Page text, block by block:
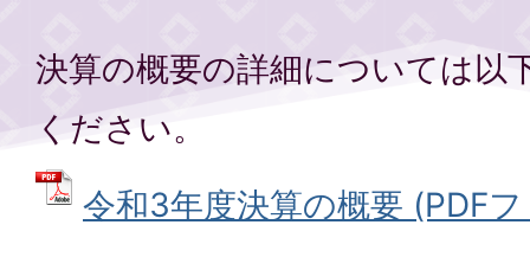
決算の概要の詳細については以
ください。
令和3年度決算の概要 (PDF